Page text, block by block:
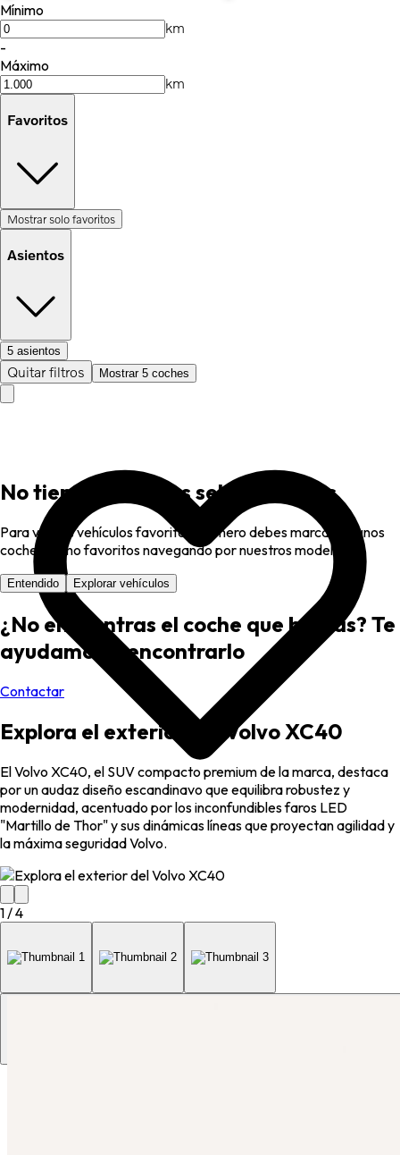
Mínimo
km
-
Máximo
km
Favoritos
Mostrar solo favoritos
Asientos
5 asientos
Quitar filtros Mostrar 5 coches
No tienes favoritos seleccionados
Para ver tus vehículos favoritos, primero debes marcar algunos
coches como favoritos navegando por nuestros modelos.
Entendido Explorar vehículos
¿No encuentras el coche que buscas? Te
ayudamos a encontrarlo
Contactar
Explora el exterior del Volvo XC40
El Volvo XC40, el SUV compacto premium de la marca, destaca
por un audaz diseño escandinavo que equilibra robustez y
modernidad, acentuado por los inconfundibles faros LED
"Martillo de Thor" y sus dinámicas líneas que proyectan agilidad y
la máxima seguridad Volvo.
1 /4